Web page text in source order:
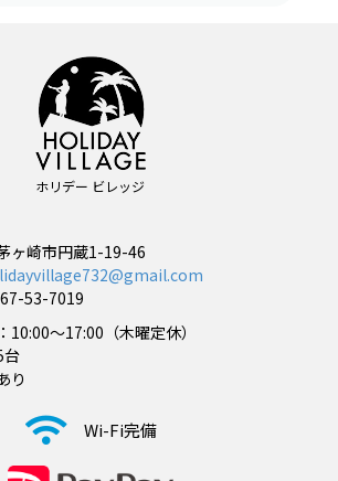
ホリデー ビレッジ
ヶ崎市円蔵1-19-46
53-7019
10:00〜17:00（木曜定休）
台
り
Wi-Fi完備